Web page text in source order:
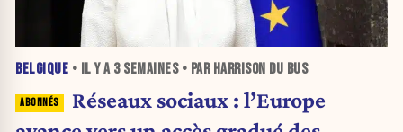
BELGIQUE • IL Y A 3 SEMAINES• PAR HARRISON DU BUS
Réseaux sociaux : l’Europe